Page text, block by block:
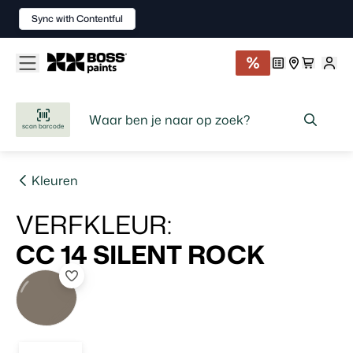
scan barcode
Kleuren
VERFKLEUR:
CC 14 SILENT ROCK
Sync with Contentful